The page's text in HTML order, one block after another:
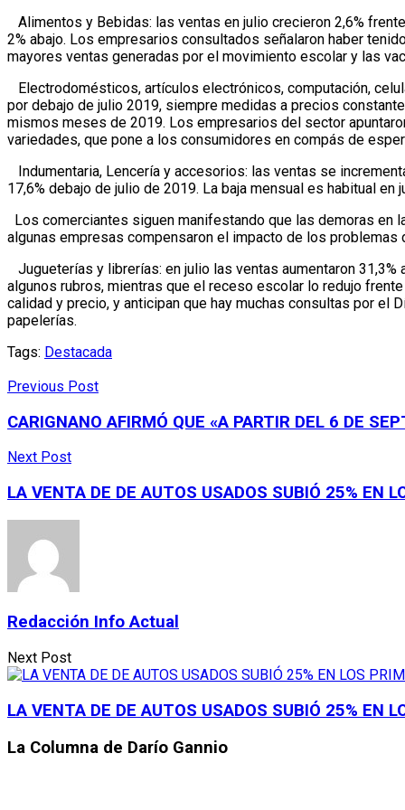
Alimentos y Bebidas: las ventas en julio crecieron 2,6%
2% abajo. Los empresarios consultados señalaron haber
mayores ventas generadas por el movimiento escolar y las
Electrodomésticos, artículos electrónicos, computación,
por debajo de julio 2019, siempre medidas a precios
mismos meses de 2019. Los empresarios del sector
variedades, que pone a los consumidores en compás de
Indumentaria, Lencería y accesorios: las ventas se
17,6% debajo de julio de 2019. La baja mensual es habitual
Los comerciantes siguen manifestando que las demoras
algunas empresas compensaron el impacto de los
Jugueterías y librerías: en julio las ventas aumentaron
algunos rubros, mientras que el receso escolar lo redujo
calidad y precio, y anticipan que hay muchas consultas por
papelerías.
Tags: Destacada
Previous Post
CARIGNANO AFIRMÓ QUE «A PARTIR DEL 6 DE
Next Post
LA VENTA DE DE AUTOS USADOS SUBIÓ 25% EN
Redacción Info Actual
Next Post
LA VENTA DE DE AUTOS USADOS SUBIÓ 25% EN
La Columna de Darío Gannio